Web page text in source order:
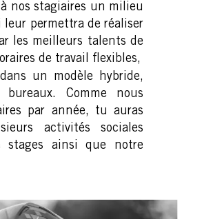
nos stagiaires un milieu
permettra de réaliser
les meilleurs talents de
de travail flexibles,
un modèle hybride,
Comme nous
par année, tu auras
activités sociales
stages ainsi que notre